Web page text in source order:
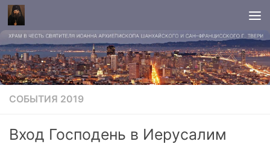
СОБЫТИЯ 2019
Вход Господень в Иерусалим